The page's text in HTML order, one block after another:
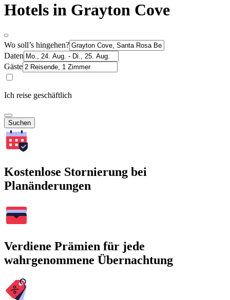
Hotels in Grayton Cove
Wo soll’s hingehen?
Daten
Gäste
Ich reise geschäftlich
Suchen
Kostenlose Stornierung bei
Planänderungen
Verdiene Prämien für jede
wahrgenommene Übernachtung